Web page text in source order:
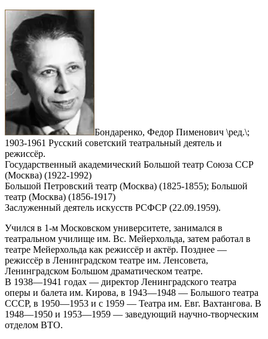
Бондаренко, Федор Пименович \ред.\;
1903-1961 Русский советский театральный деятель и
режиссёр.
Государственный академический Большой театр Союза ССР
(Москва) (1922-1992)
Большой Петровский театр (Москва) (1825-1855); Большой
театр (Москва) (1856-1917)
Заслуженный деятель искусств РСФСР (22.09.1959).
Учился в 1-м Московском университете, занимался в
театральном училище им. Вс. Мейерхольда, затем работал в
театре Мейерхольда как режиссёр и актёр. Позднее —
режиссёр в Ленинградском театре им. Ленсовета,
Ленинградском Большом драматическом театре.
В 1938—1941 годах — директор Ленинградского театра
оперы и балета им. Кирова, в 1943—1948 — Большого театра
СССР, в 1950—1953 и с 1959 — Театра им. Евг. Вахтангова. В
1948—1950 и 1953—1959 — заведующий научно-творческим
отделом ВТО.